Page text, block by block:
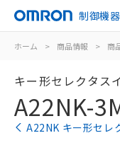
制御機器
ホーム > 商品情報 > 商
キー形セレクタス
A22NK-
A22NK キー形セレ